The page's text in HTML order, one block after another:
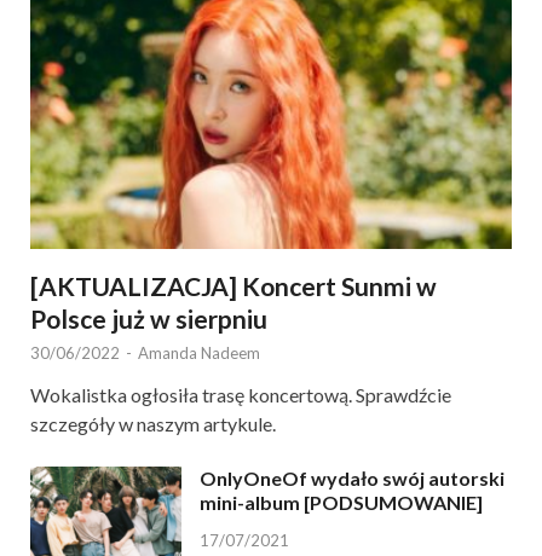
[AKTUALIZACJA] Koncert Sunmi w
Polsce już w sierpniu
30/06/2022 - Amanda Nadeem
Wokalistka ogłosiła trasę koncertową. Sprawdźcie
szczegóły w naszym artykule.
OnlyOneOf wydało swój autorski
mini-album [PODSUMOWANIE]
17/07/2021